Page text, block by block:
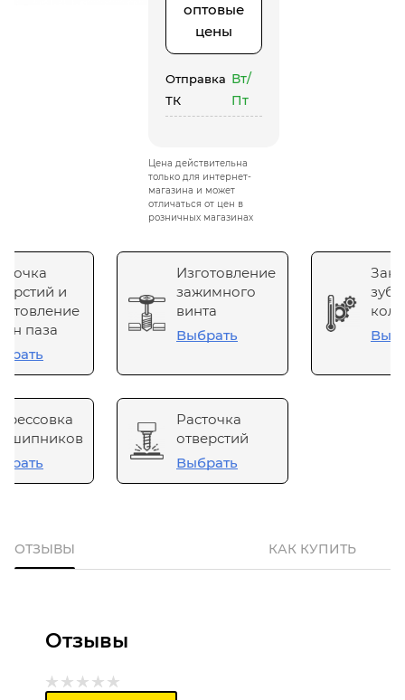
оптовые
цены
Отправка
ТК
Вт/
Пт
Цена действительна
только для интернет-
магазина и может
отличаться от цен в
розничных магазинах
и
паза
Изготовление
зажимного
винта
Выбрать
Расточка
отверстий
Выбрать
ОТЗЫВЫ КАК КУПИТЬ
Отзывы